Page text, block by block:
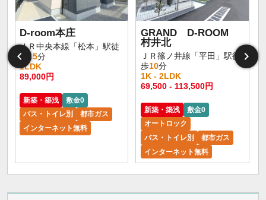
D-room本庄
ＪＲ中央本線「松本」駅徒
歩
15分
1LDK
89,000円
新築・築浅
敷金0
バス・トイレ別
都市ガス
インターネット無料
GRAND D-ROOM
村井北
ＪＲ篠ノ井線「平田」駅徒
歩10分
1K - 2LDK
69,500 - 113,500円
新築・築浅
敷金0
オートロック
バス・トイレ別
都市ガス
インターネット無料